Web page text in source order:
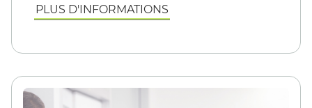
PLUS D'INFORMATIONS